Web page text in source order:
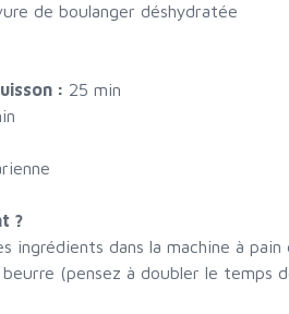
de boulanger déshydratée
: 25 min
?
ingrédients dans la machine à pain
(pensez à doubler le temps